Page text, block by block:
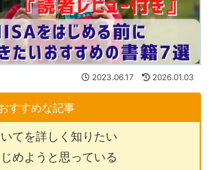
2023.06.17 2026.01.03
すすめな記事
てを詳しく知りたい
めようと思っている